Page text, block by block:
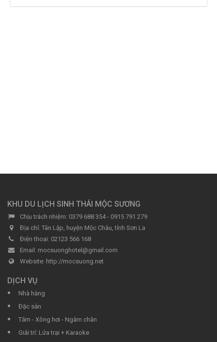
KHU DU LỊCH SINH THÁI MỘC SƯƠNG
Chịu trách nhiệm: 0379 688 354 - 0915 791 279
Địa chỉ: Tân Lập, huyện Mộc Châu, tỉnh Sơn La
Điện thoại: 02123 566 168‬
Email: mocsuonghotel@gmail.com
Website: http://mocsuong.net
DỊCH VỤ
Nhà hàng
Đặc sản
Tắm - Xông hơi - Ngâm chân
Giải trí: Lửa trại + Karaoke